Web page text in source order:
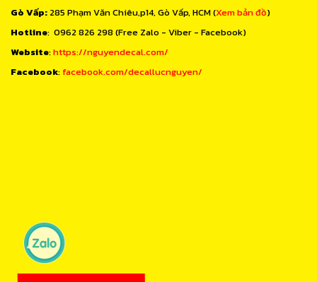
Gò Vấp: 285 Phạm Văn Chiêu,p14, Gò Vấp, HCM (Xem bản đồ)
Hotline: 0962 826 298 (Free Zalo - Viber - Facebook)
Website:https://nguyendecal.com/
Facebook: facebook.com/decallucnguyen/